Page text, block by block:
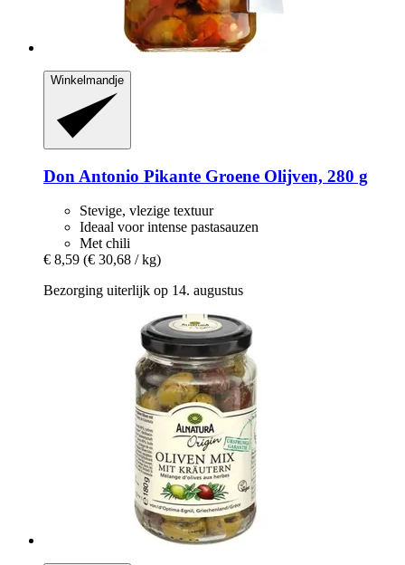
Winkelmandje
Don Antonio Pikante Groene Olijven, 280 g
Stevige, vlezige textuur
Ideaal voor intense pastasauzen
Met chili
€ 8,59 (€ 30,68 / kg)
Bezorging uiterlijk op 14. augustus